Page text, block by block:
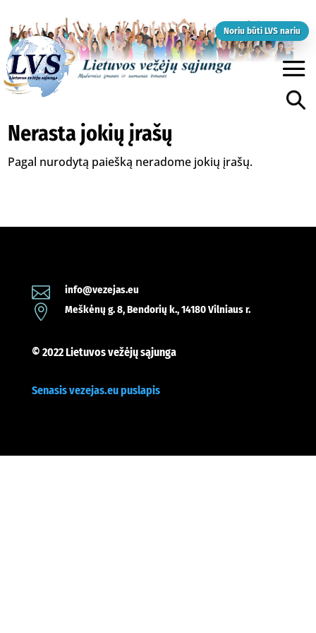
Noriu būti LVS nariu
Nerasta jokių įrašų
Pagal nurodytą paiešką neradome jokių įrašų.
 info@vezejas.eu
 Meškėnų g. 8, Bendorių k., 14180 Vilniaus r.
© 2022 Lietuvos vežėjų sąjunga
Senasis vezejas.eu puslapis